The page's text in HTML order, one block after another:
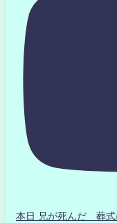
本日 兄が死んだ 葬